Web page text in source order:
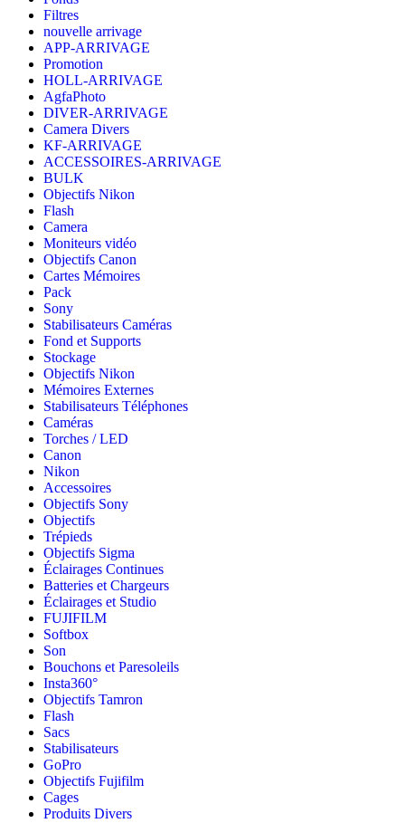
Filtres
nouvelle arrivage
APP-ARRIVAGE
Promotion
HOLL-ARRIVAGE
AgfaPhoto
DIVER-ARRIVAGE
Camera Divers
KF-ARRIVAGE
ACCESSOIRES-ARRIVAGE
BULK
Objectifs Nikon
Flash
Camera
Moniteurs vidéo
Objectifs Canon
Cartes Mémoires
Pack
Sony
Stabilisateurs Caméras
Fond et Supports
Stockage
Objectifs Nikon
Mémoires Externes
Stabilisateurs Téléphones
Caméras
Torches / LED
Canon
Nikon
Accessoires
Objectifs Sony
Objectifs
Trépieds
Objectifs Sigma
Éclairages Continues
Batteries et Chargeurs
Éclairages et Studio
FUJIFILM
Softbox
Son
Bouchons et Paresoleils
Insta360°
Objectifs Tamron
Flash
Sacs
Stabilisateurs
GoPro
Objectifs Fujifilm
Cages
Produits Divers